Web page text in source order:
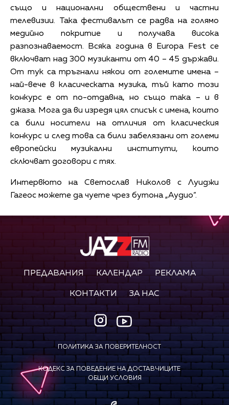
също и национални обществени и частни
телевизии. Така фестивалът се радва на голямо
медийно покритие и получава висока
разпознаваемост. Всяка година в Europa Fest се
включват над 300 музиканти от 40 – 45 държави.
От тук са тръгнали някои от големите имена –
най-вече в класическата музика, тъй като този
конкурс е от по-отдавна, но също така – и в
джаза. Мога да ви изредя цял списък с имена, които
са били носители на отличия от класическия
конкурс и след това са били забелязани от големи
европейски музикални институти, които
сключват договори с тях.
Интервюто на Светослав Николов с Луиджи
Гагеос можете да чуете чрез бутона „Аудио“.
ПРЕДАВАНИЯ КАЛЕНДАР РЕКЛАМА
КОНТАКТИ ЗА НАС
ПОЛИТИКА ЗА ПОВЕРИТЕЛНОСТ
КОДЕКС ЗА ПОВЕДЕНИЕ НА ДОСТАВЧИЦИТЕ
ОБЩИ УСЛОВИЯ